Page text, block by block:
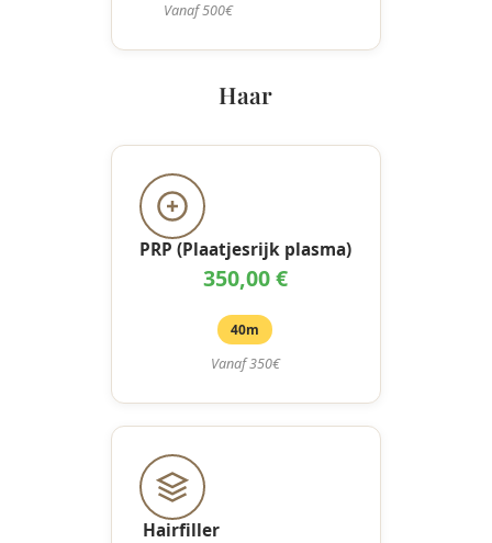
Vanaf 500€
Haar
PRP (Plaatjesrijk plasma)
350,00 €
40m
Vanaf 350€
Hairfiller